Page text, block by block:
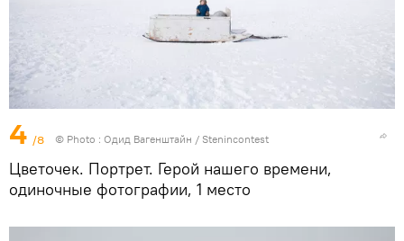
4 /8 © Photo : Одид Вагенштайн / Stenincontest
Цветочек. Портрет. Герой нашего времени,
одиночные фотографии, 1 место